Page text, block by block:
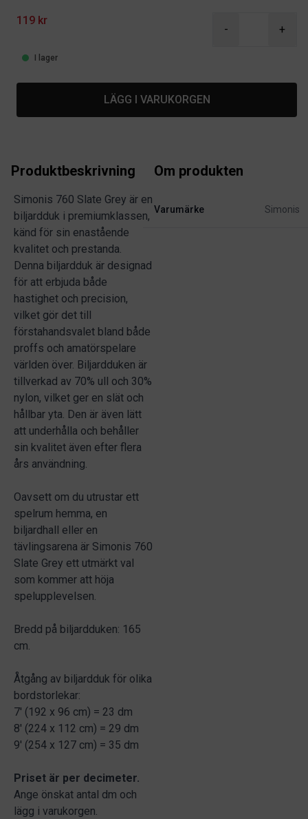
Product information
119 kr
- +
I lager
LÄGG I VARUKORGEN
Produktbeskrivning
Simonis 760 Slate Grey är en
biljardduk i premiumklassen,
känd för sin enastående
kvalitet och prestanda.
Denna biljardduk är designad
för att erbjuda både
hastighet och precision,
vilket gör det till
förstahandsvalet bland både
proffs och amatörspelare
världen över. Biljardduken är
tillverkad av 70% ull och 30%
nylon, vilket ger en slät och
hållbar yta. Den är även lätt
att underhålla och behåller
sin kvalitet även efter flera
års användning.
Oavsett om du utrustar ett
spelrum hemma, en
biljardhall eller en
tävlingsarena är Simonis 760
Slate Grey ett utmärkt val
som kommer att höja
spelupplevelsen.
Bredd på biljardduken: 165
cm.
Åtgång av biljardduk för olika
bordstorlekar:
7' (192 x 96 cm) = 23 dm
8' (224 x 112 cm) = 29 dm
9' (254 x 127 cm) = 35 dm
Priset är per decimeter.
Ange önskat antal dm och
lägg i varukorgen.
Om produkten
Varumärke Simonis